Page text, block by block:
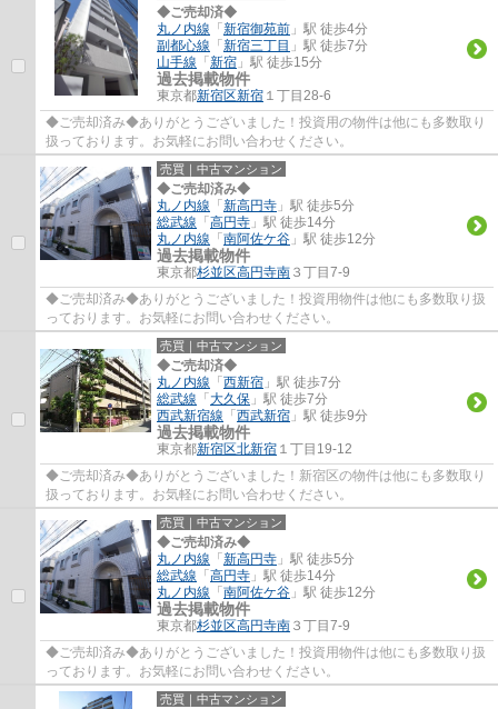
◆ご売却済◆
丸ノ内線 「新宿御苑前 」駅 徒歩4分
副都心線 「新宿三丁目 」駅 徒歩7分
山手線 「新宿 」駅 徒歩15分
過去掲載物件
東京都新宿区新宿 １丁目28-6
◆ご売却済み◆ありがとうございました！投資用の物件は他にも多数取り
扱っております。お気軽にお問い合わせください。
売買｜中古マンション
◆ご売却済み◆
丸ノ内線 「新高円寺 」駅 徒歩5分
総武線 「高円寺 」駅 徒歩14分
丸ノ内線 「南阿佐ケ谷 」駅 徒歩12分
過去掲載物件
東京都杉並区高円寺南 ３丁目7-9
◆ご売却済み◆ありがとうございました！投資用物件は他にも多数取り扱
っております。お気軽にお問い合わせください。
売買｜中古マンション
◆ご売却済◆
丸ノ内線 「西新宿 」駅 徒歩7分
総武線 「大久保 」駅 徒歩7分
西武新宿線 「西武新宿 」駅 徒歩9分
過去掲載物件
東京都新宿区北新宿 １丁目19-12
◆ご売却済み◆ありがとうございました！新宿区の物件は他にも多数取り
扱っております。お気軽にお問い合わせください。
売買｜中古マンション
◆ご売却済み◆
丸ノ内線 「新高円寺 」駅 徒歩5分
総武線 「高円寺 」駅 徒歩14分
丸ノ内線 「南阿佐ケ谷 」駅 徒歩12分
過去掲載物件
東京都杉並区高円寺南 ３丁目7-9
◆ご売却済み◆ありがとうございました！投資用物件は他にも多数取り扱
っております。お気軽にお問い合わせください。
売買｜中古マンション